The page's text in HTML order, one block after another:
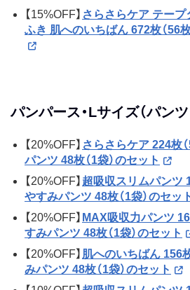
【15%OFF】 さらさらケア テープ
ふき 肌へのいちばん 672枚（56
パンパース・Lサイズ（パンツ
【20%OFF】 さらさらケア 224枚
パンツ 48枚（1袋）のセット
【20%OFF】 超吸収スリムパンツ
やすみパンツ 48枚（1袋）のセッ
【20%OFF】 MAX吸収力パンツ
すみパンツ 48枚（1袋）のセット
【20%OFF】 肌へのいちばん 156
みパンツ 48枚（1袋）のセット